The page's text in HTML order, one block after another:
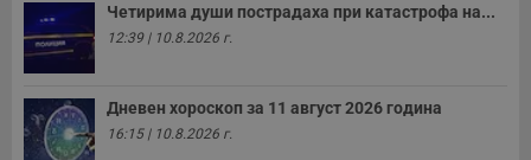
Четирима души пострадаха при катастрофа на...
12:39 | 10.8.2026 г.
Дневен хороскоп за 11 август 2026 година
16:15 | 10.8.2026 г.